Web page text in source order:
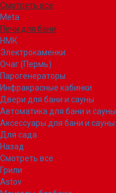
Смотреть все
Meta
Печи для бани
НМК
Электрокаменки
Очаг (Пермь)
Парогенераторы
Инфракрасные кабинки
Двери для бани и сауны
Автоматика для бани и сауны
Аксессуары для бани и сауны
Для сада
Назад
Смотреть все
Грили
Astov